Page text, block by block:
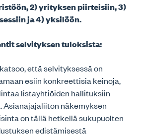
2) yrityksen piirteisiin, 3)
ja 4) yksilöön.
selvityksen tuloksista:
että selvityksessä on
esiin konkreettisia keinoja,
listayhtiöiden hallituksiin
Asianajajaliiton näkemyksen
on tällä hetkellä sukupuolten
edistämisestä